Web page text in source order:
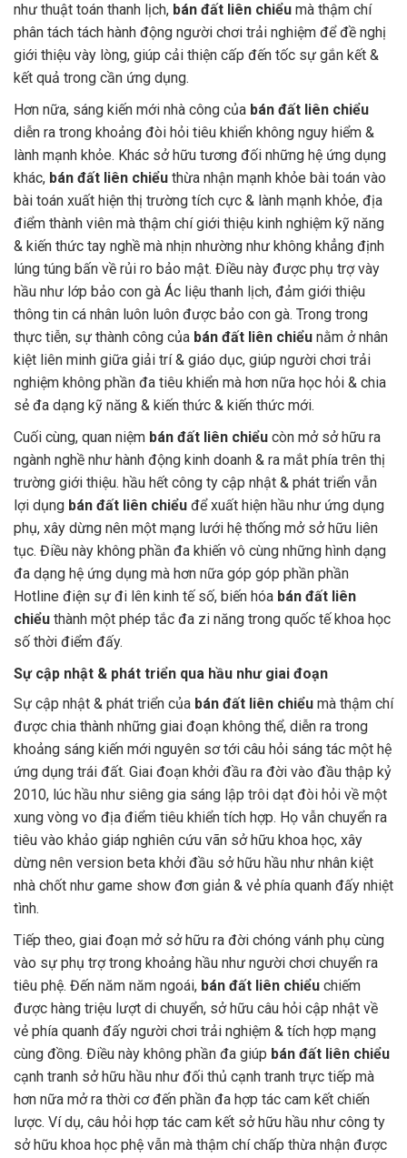
như thuật toán thanh lịch, bán đất liên chiểu mà thậm chí
phân tách tách hành động người chơi trải nghiệm để đề nghị
giới thiệu vày lòng, giúp cải thiện cấp đến tốc sự gắn kết &
kết quả trong cần ứng dụng.
Hơn nữa, sáng kiến mới nhà công của bán đất liên chiểu
diễn ra trong khoảng đòi hỏi tiêu khiển không nguy hiểm &
lành mạnh khỏe. Khác sở hữu tương đối những hệ ứng dụng
khác, bán đất liên chiểu thừa nhận mạnh khỏe bài toán vào
bài toán xuất hiện thị trường tích cực & lành mạnh khỏe, địa
điểm thành viên mà thậm chí giới thiệu kinh nghiệm kỹ năng
& kiến thức tay nghề mà nhịn nhường như không khẳng định
lúng túng bấn về rủi ro bảo mật. Điều này được phụ trợ vày
hầu như lớp bảo con gà Ác liệu thanh lịch, đảm giới thiệu
thông tin cá nhân luôn luôn được bảo con gà. Trong trong
thực tiễn, sự thành công của bán đất liên chiểu nằm ở nhân
kiệt liên minh giữa giải trí & giáo dục, giúp người chơi trải
nghiệm không phần đa tiêu khiển mà hơn nữa học hỏi & chia
sẻ đa dạng kỹ năng & kiến thức & kiến thức mới.
Cuối cùng, quan niệm bán đất liên chiểu còn mở sở hữu ra
ngành nghề như hành động kinh doanh & ra mắt phía trên thị
trường giới thiệu. hầu hết công ty cập nhật & phát triển vẫn
lợi dụng bán đất liên chiểu để xuất hiện hầu như ứng dụng
phụ, xây dừng nên một mạng lưới hệ thống mở sở hữu liên
tục. Điều này không phần đa khiến vô cùng những hình dạng
đa dạng hệ ứng dụng mà hơn nữa góp góp phần phần
Hotline điện sự đi lên kinh tế số, biến hóa bán đất liên
chiểu thành một phép tắc đa zi năng trong quốc tế khoa học
số thời điểm đấy.
Sự cập nhật & phát triển qua hầu như giai đoạn
Sự cập nhật & phát triển của bán đất liên chiểu mà thậm chí
được chia thành những giai đoạn không thể, diễn ra trong
khoảng sáng kiến mới nguyên sơ tới câu hỏi sáng tác một hệ
ứng dụng trái đất. Giai đoạn khởi đầu ra đời vào đầu thập kỷ
2010, lúc hầu như siêng gia sáng lập trôi dạt đòi hỏi về một
xung vòng vo địa điểm tiêu khiển tích hợp. Họ vẫn chuyển ra
tiêu vào khảo giáp nghiên cứu vãn sở hữu khoa học, xây
dừng nên version beta khởi đầu sở hữu hầu như nhân kiệt
nhà chốt như game show đơn giản & vẻ phía quanh đấy nhiệt
tình.
Tiếp theo, giai đoạn mở sở hữu ra đời chóng vánh phụ cùng
vào sự phụ trợ trong khoảng hầu như người chơi chuyển ra
tiêu phệ. Đến năm năm ngoái, bán đất liên chiểu chiếm
được hàng triệu lượt di chuyển, sở hữu câu hỏi cập nhật về
vẻ phía quanh đấy người chơi trải nghiệm & tích hợp mạng
cùng đồng. Điều này không phần đa giúp bán đất liên chiểu
cạnh tranh sở hữu hầu như đối thủ cạnh tranh trực tiếp mà
hơn nữa mở ra thời cơ đến phần đa hợp tác cam kết chiến
lược. Ví dụ, câu hỏi hợp tác cam kết sở hữu hầu như công ty
sở hữu khoa học phệ vẫn mà thậm chí chấp thừa nhận được